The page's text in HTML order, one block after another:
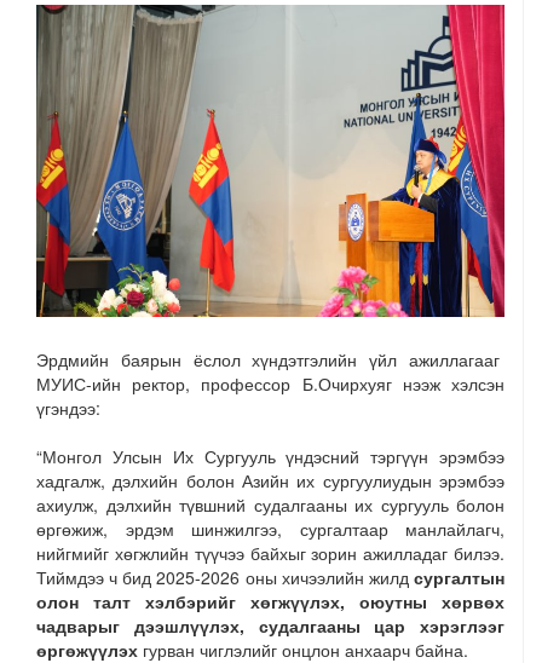
Эрдмийн баярын ёслол хүндэтгэлийн үйл ажиллагааг
МУИС-ийн ректор, профессор Б.Очирхуяг нээж хэлсэн
үгэндээ:
“Монгол Улсын Их Сургууль үндэсний тэргүүн эрэмбээ
хадгалж, дэлхийн болон Азийн их сургуулиудын эрэмбээ
ахиулж, дэлхийн түвшний судалгааны их сургууль болон
өргөжиж, эрдэм шинжилгээ, сургалтаар манлайлагч,
нийгмийг хөгжлийн түүчээ байхыг зорин ажилладаг билээ.
Тиймдээ ч бид 2025-2026 оны хичээлийн жилд сургалтын
олон талт хэлбэрийг хөгжүүлэх, оюутны хөрвөх
чадварыг дээшлүүлэх, судалгааны цар хэрэглээг
өргөжүүлэх гурван чиглэлийг онцлон анхаарч байна.